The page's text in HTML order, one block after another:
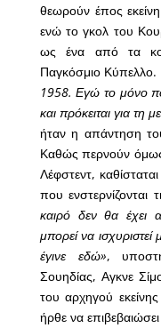
θεωρούν έπος
ενώ το γκολ του
ως ένα από τα
Παγκόσμιο Κύπελλο.
1958. Εγώ το μόνο
και πρόκειται για
ήταν η απάντηση
Καθώς περνούν όμως
Λέφστεντ,
που ενστερνίζονται
καιρό δεν θα έχει
μπορεί να
έγινε εδώ»,
Σουηδίας, Αγκνε
του αρχηγού
ήρθε να